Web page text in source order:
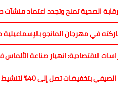
الصحية تمنح وتجدد اعتماد منشآت طبية في
في مهرجان المانجو بالإسماعيلية
الاقتصادية: انهيار صناعة الألماس
تصل إلى 40% لتنشيط سوق الملابس